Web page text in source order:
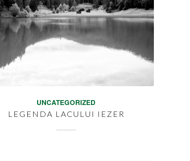
UNCATEGORIZED
LEGENDA LACULUI IEZER